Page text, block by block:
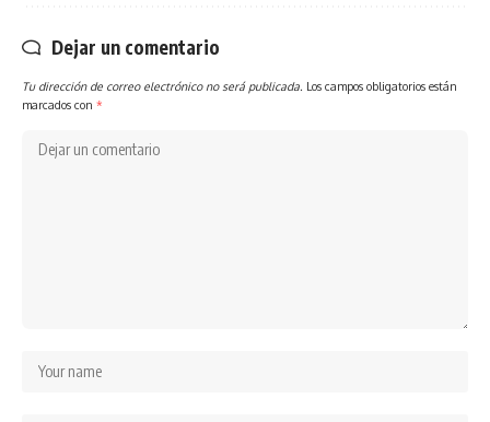
Dejar un comentario
Tu dirección de correo electrónico no será publicada. Los campos obligatorios están
marcados con *